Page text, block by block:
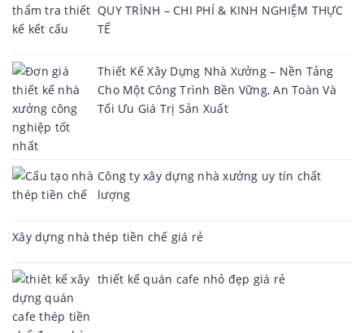
QUY TRÌNH – CHI PHÍ & KINH NGHIỆM THỰC
TẾ
Thiết Kế Xây Dựng Nhà Xưởng – Nền Tảng
Cho Một Công Trình Bền Vững, An Toàn Và
Tối Ưu Giá Trị Sản Xuất
Công ty xây dựng nhà xưởng uy tín chất
lượng
Xây dựng nhà thép tiền chế giá rẻ
thiết kế quán cafe nhỏ đẹp giá rẻ